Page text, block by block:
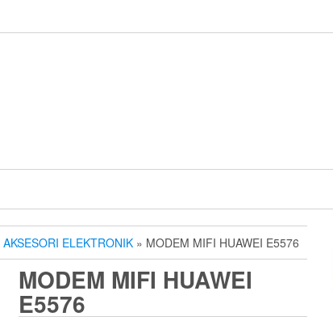
AKSESORI ELEKTRONIK » MODEM MIFI HUAWEI E5576
MODEM MIFI HUAWEI
E5576